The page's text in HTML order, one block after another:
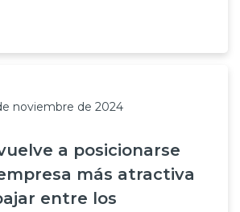
noviembre de 2024
a posicionarse
más atractiva
entre los